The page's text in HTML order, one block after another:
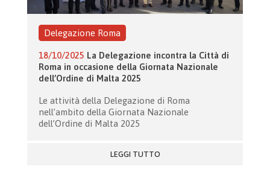
Delegazione Roma
18/10/2025 La Delegazione incontra la Città di
Roma in occasione della Giornata Nazionale
dell’Ordine di Malta 2025
Le attività della Delegazione di Roma
nell’ambito della Giornata Nazionale
dell’Ordine di Malta 2025
LEGGI TUTTO